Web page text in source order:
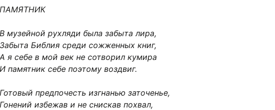
ПАМЯТНИК
В музейной рухляди была забыта лира,
Забыта Библия среди сожженных книг,
А я себе в мой век не сотворил кумира
И памятник себе поэтому воздвиг.
Готовый предпочесть изгнанью заточенье,
Гонений избежав и не снискав похвал,